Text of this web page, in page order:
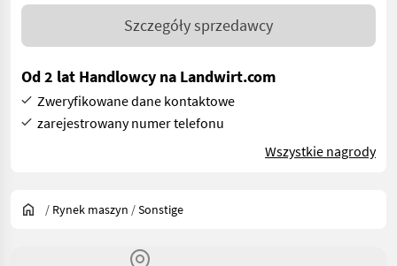
Szczegóły sprzedawcy
Od 2 lat Handlowcy na Landwirt.com
Zweryfikowane dane kontaktowe
zarejestrowany numer telefonu
Wszystkie nagrody
/ Rynek maszyn /Sonstige